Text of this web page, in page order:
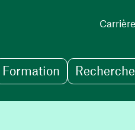
Carrière
Formation